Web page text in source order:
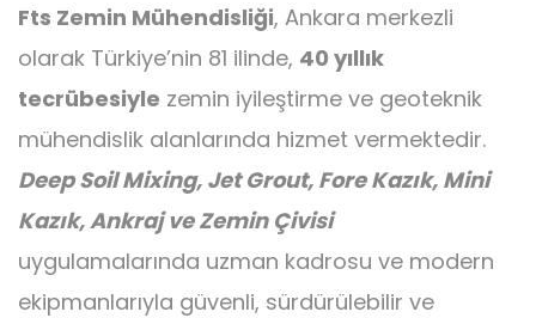
Jet Grout
Fts Zemin Mühendisliği, Ankara merkezli
olarak Türkiye’nin 81 ilinde, 40 yıllık
tecrübesiyle zemin iyileştirme ve geoteknik
mühendislik alanlarında hizmet vermektedir.
Deep Soil Mixing, Jet Grout, Fore Kazık, Mini
Kazık, Ankraj ve Zemin Çivisi
uygulamalarında uzman kadrosu ve modern
ekipmanlarıyla güvenli, sürdürülebilir ve